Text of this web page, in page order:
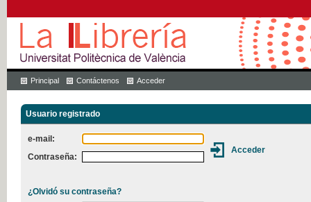
Principal Contáctenos Acceder
Usuario registrado
e-mail:
Contraseña:
¿Olvidó su contraseña?